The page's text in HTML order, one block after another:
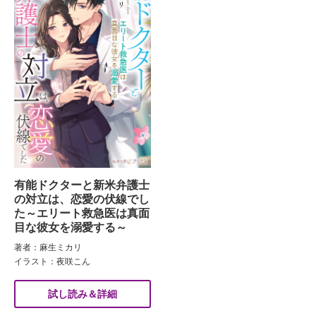
有能ドクターと新米弁護士
の対立は、恋愛の伏線でし
た～エリート救急医は真面
目な彼女を溺愛する～
著者：麻生ミカリ
イラスト：夜咲こん
試し読み＆詳細